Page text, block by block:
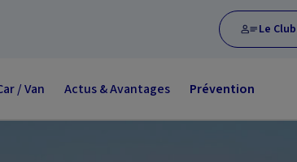
Le Club
/ Van Actus & Avantages Prévention